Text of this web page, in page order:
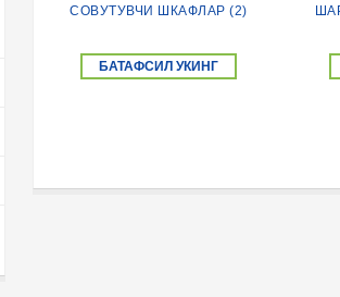
СОВУТУВЧИ ШКАФЛАР (2)
БАТАФСИЛ УКИНГ